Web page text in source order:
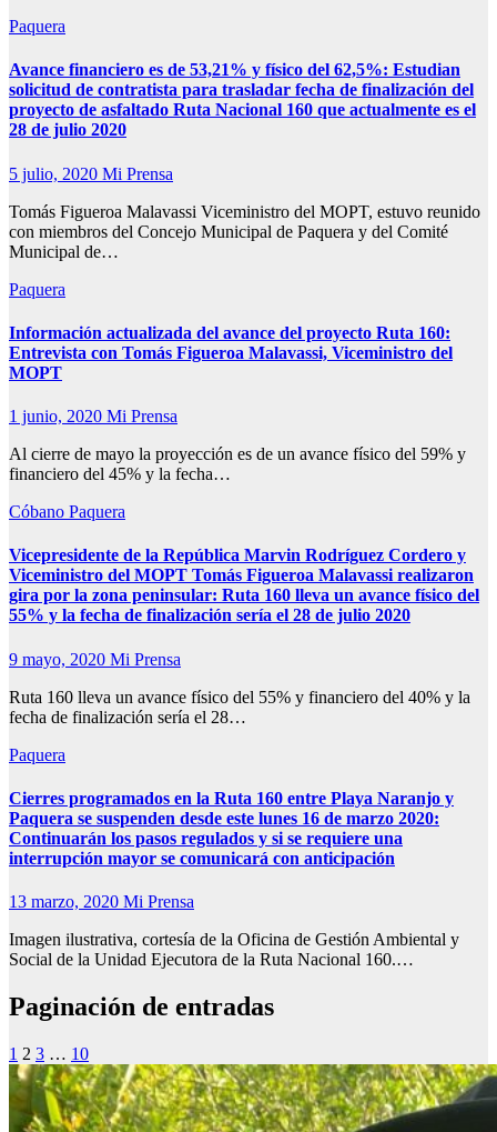
Paquera
Avance financiero es de 53,21% y físico del 62,5%: Estudian
solicitud de contratista para trasladar fecha de finalización del
proyecto de asfaltado Ruta Nacional 160 que actualmente es el
28 de julio 2020
5 julio, 2020 Mi Prensa
Tomás Figueroa Malavassi Viceministro del MOPT, estuvo reunido
con miembros del Concejo Municipal de Paquera y del Comité
Municipal de…
Paquera
Información actualizada del avance del proyecto Ruta 160:
Entrevista con Tomás Figueroa Malavassi, Viceministro del
MOPT
1 junio, 2020 Mi Prensa
Al cierre de mayo la proyección es de un avance físico del 59% y
financiero del 45% y la fecha…
Cóbano Paquera
Vicepresidente de la República Marvin Rodríguez Cordero y
Viceministro del MOPT Tomás Figueroa Malavassi realizaron
gira por la zona peninsular: Ruta 160 lleva un avance físico del
55% y la fecha de finalización sería el 28 de julio 2020
9 mayo, 2020 Mi Prensa
Ruta 160 lleva un avance físico del 55% y financiero del 40% y la
fecha de finalización sería el 28…
Paquera
Cierres programados en la Ruta 160 entre Playa Naranjo y
Paquera se suspenden desde este lunes 16 de marzo 2020:
Continuarán los pasos regulados y si se requiere una
interrupción mayor se comunicará con anticipación
13 marzo, 2020 Mi Prensa
Imagen ilustrativa, cortesía de la Oficina de Gestión Ambiental y
Social de la Unidad Ejecutora de la Ruta Nacional 160.…
Paginación de entradas
1 2 3 … 10